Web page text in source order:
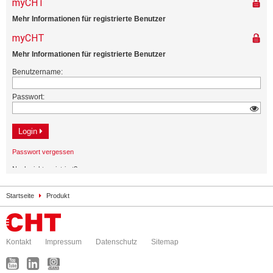
Startseite Produkt
Kontakt Impressum Datenschutz Sitemap